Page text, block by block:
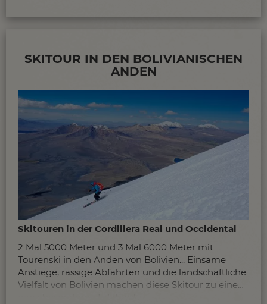
SKITOUR IN DEN BOLIVIANISCHEN
ANDEN
Skitouren in der Cordillera Real und Occidental
2 Mal 5000 Meter und 3 Mal 6000 Meter mit
Tourenski in den Anden von Bolivien... Einsame
Anstiege, rassige Abfahrten und die landschaftliche
Vielfalt von Bolivien machen diese Skitour zu einem
ganz besonderen Erlebnis!